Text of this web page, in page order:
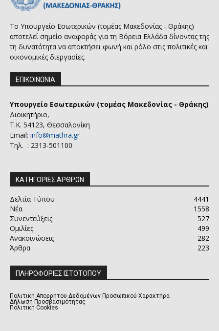
Το Υπουργείο Εσωτερικών (τομέας Μακεδονίας - Θράκης)
αποτελεί σημείο αναφοράς για τη Βόρεια Ελλάδα δίνοντας της
τη δυνατότητα να αποκτήσει φωνή και ρόλο στις πολιτικές και
οικονομικές διεργασίες.
ΕΠΙΚΟΙΝΩΝΙΑ
Υπουργείο Εσωτερικών (τομέας Μακεδονίας - Θράκης)
Διοικητήριο,
Τ.Κ. 54123, Θεσσαλονίκη
Email: info@mathra.gr
Τηλ. : 2313-501100
ΚΑΤΗΓΟΡΙΕΣ ΑΡΘΡΩΝ
Δελτία Τύπου
4441
Νέα
1558
Συνεντεύξεις
527
Ομιλίες
499
Ανακοινώσεις
282
Άρθρα
223
ΠΛΗΡΟΦΟΡΙΕΣ ΙΣΤΟΤΟΠΟΥ
Πολιτική Απορρήτου Δεδομένων Προσωπικού Χαρακτήρα
Δήλωση Προσβασιμότητας
Πολιτική Cookies